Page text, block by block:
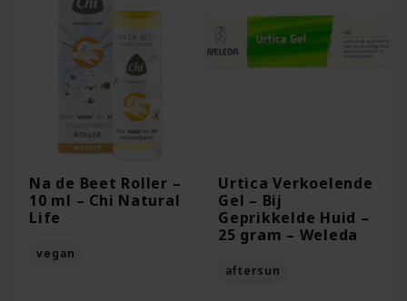
Na de Beet Roller –
10 ml – Chi Natural
Life
vegan
Urtica Verkoelende
Gel – Bij
Geprikkelde Huid –
25 gram – Weleda
aftersun